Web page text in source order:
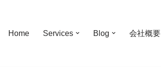
Home Services Blog 会社概要